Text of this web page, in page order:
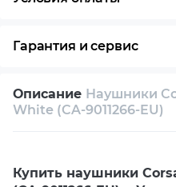
Гарантия и сервис
Собственный
Описание Наушники
White (CA-9011266-EU)
Купить наушники